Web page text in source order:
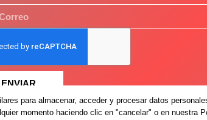
ENVIAR
©
para almacenar, acceder y procesar datos
momento haciendo clic en "cancelar" o en nuestra